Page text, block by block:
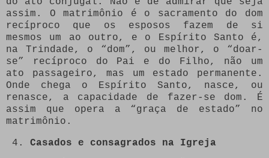
assim. O matrimônio é o sacramento do dom
recíproco que os esposos fazem de si
mesmos um ao outro, e o Espírito Santo é,
na Trindade, o “dom”, ou melhor, o “doar-
se” recíproco do Pai e do Filho, não um
ato passageiro, mas um estado permanente.
Onde chega o Espírito Santo, nasce, ou
renasce, a capacidade de fazer-se dom. É
assim que opera a “graça de estado” no
matrimônio.
Casados e consagrados na Igreja